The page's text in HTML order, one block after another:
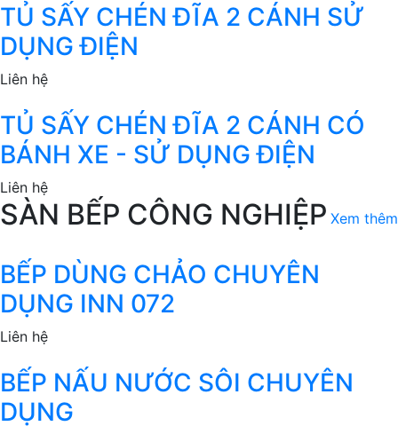
TỦ SẤY CHÉN ĐĨA 2 CÁNH SỬ
DỤNG ĐIỆN
Liên hệ
TỦ SẤY CHÉN ĐĨA 2 CÁNH CÓ
BÁNH XE - SỬ DỤNG ĐIỆN
Liên hệ
SÀN BẾP CÔNG NGHIỆP Xem thêm
BẾP DÙNG CHẢO CHUYÊN
DỤNG INN 072
Liên hệ
BẾP NẤU NƯỚC SÔI CHUYÊN
DỤNG